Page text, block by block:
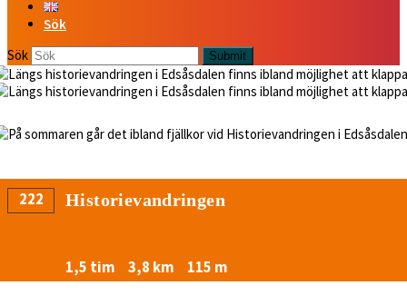
Sök
Sök
Submit
222 Historievandringen
1,5 tim 3,8 km 115 m